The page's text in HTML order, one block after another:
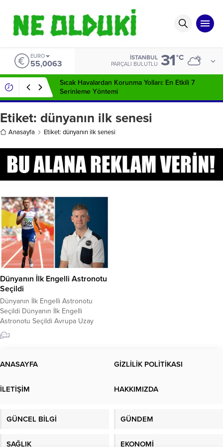
EURO
55,0063
İSTANBUL
PARÇALI BULUTLU 31°C
Sıcak Havalardan Korunma Yolları: En Etkili 7
Serinleme Yöntemi
Etiket: dünyanın ilk senesi
Anasayfa Etiket: dünyanın ilk senesi
Dünyanın İlk Engelli Astronotu
Seçildi
Dünyanın İlk Engelli Astronotu
Seçildi Dünyanın İlk Engelli
Astronotu Seçildi Avrupa Uzay
Ajansı (ESA), dünyanın ilk engelli
astronotunu 2022 kozmonot eğitim
gösterdi. Avrupa Uzay Ajansı
yıldır ilk kez yeni astronot yetiştiren
2
ANASAYFA GİZLİLİK POLİTİKASI
İLETİŞİM HAKKIMIZDA
GÜNCEL BİLGİ GÜNDEM
SAĞLIK EKONOMİ